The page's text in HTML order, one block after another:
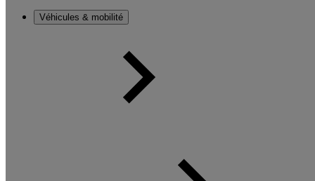
Véhicules & mobilité